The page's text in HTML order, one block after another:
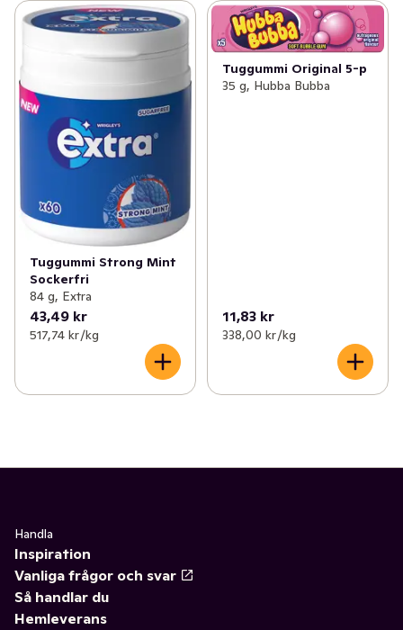
Tuggummi Strong Mint
Sockerfri
84 g, Extra
43,49 kr
517,74 kr /kg
Tuggummi Original 5-p
35 g, Hubba Bubba
11,83 kr
338,00 kr /kg
Handla
Inspiration
Vanliga frågor och svar
Så handlar du
Hemleverans